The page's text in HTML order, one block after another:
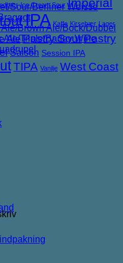
Sour/Berliner Weisse
Brown Ale/Bock/Dubbel
Ale/Triple/Barley Wine
Ice Cream Sour
IPA Kaffe Kirsebær Lager
Ale Pastry SourPastry
Saison Session IPA
TIPA Vanilje West Coast